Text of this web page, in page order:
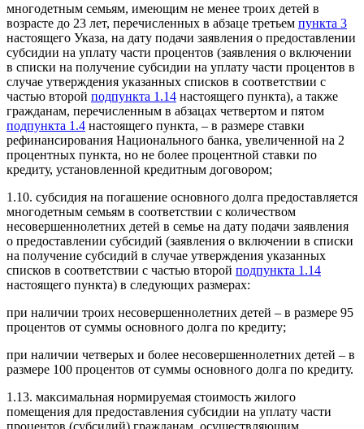
многодетным семьям, имеющим не менее троих детей в
возрасте до 23 лет, перечисленных в абзаце третьем пункта 3
настоящего Указа, на дату подачи заявления о предоставлении
субсидии на уплату части процентов (заявления о включении
в списки на получение субсидии на уплату части процентов в
случае утверждения указанных списков в соответствии с
частью второй подпункта 1.14 настоящего пункта), а также
гражданам, перечисленным в абзацах четвертом и пятом
подпункта 1.4 настоящего пункта, – в размере ставки
рефинансирования Национального банка, увеличенной на 2
процентных пункта, но не более процентной ставки по
кредиту, установленной кредитным договором;
1.10. субсидия на погашение основного долга предоставляется
многодетным семьям в соответствии с количеством
несовершеннолетних детей в семье на дату подачи заявления
о предоставлении субсидий (заявления о включении в списки
на получение субсидий в случае утверждения указанных
списков в соответствии с частью второй подпункта 1.14
настоящего пункта) в следующих размерах:
при наличии троих несовершеннолетних детей – в размере 95
процентов от суммы основного долга по кредиту;
при наличии четверых и более несовершеннолетних детей – в
размере 100 процентов от суммы основного долга по кредиту.
1.13. максимальная нормируемая стоимость жилого
помещения для предоставления субсидии на уплату части
процентов (субсидий) гражданам, осуществляющим